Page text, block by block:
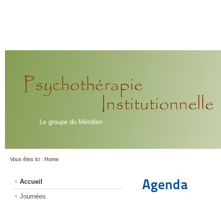
Le groupe du Méridien
Vous êtes ici : Home
Accueil
Journées
Agenda